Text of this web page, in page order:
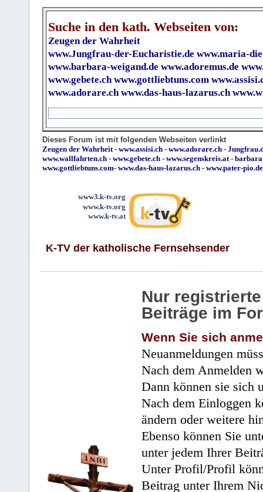
Suche in den kath. Webseiten von:
Zeugen der Wahrheit
www.Jungfrau-der-Eucharistie.de www.maria-
www.barbara-weigand.de www.adoremus.de
www.gebete.ch www.gottliebtuns.com
www.adorare.ch www.das-haus-lazarus.ch
Dieses Forum ist mit folgenden Webseiten verlinkt
Zeugen der Wahrheit - www.assisi.ch - www.adorare.ch -
www.wallfahrten.ch - www.gebete.ch - www.segenskreis.at -
www.gottliebtuns.com- www.das-haus-lazarus.ch - www.pater-pio.de
www3.k-tv.org
www.k-tv.org
www.k-tv.at
K-TV der katholische Fernsehsender
Nur
Beiträge im
Wenn Sie sich
Neuanmeldungen
Nach dem Anmelden
Dann können sie sich
Nach dem Einloggen
ändern oder weitere
Ebenso können Sie
unter jedem Ihrer
Unter Profil/Profil
Beitrag unter Ihrem